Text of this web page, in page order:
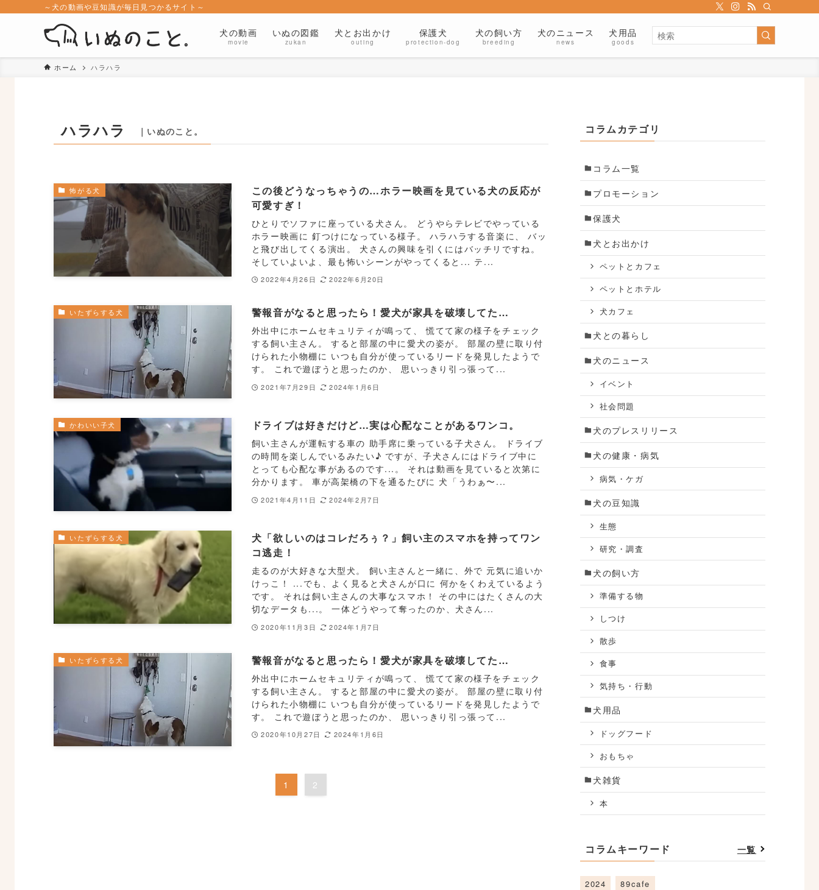
～犬の動画や豆知識が毎日見つかるサイト～
犬の動画
movie
いぬの図鑑
zukan
犬とお出かけ
outing
保護犬
protection-dog
犬の飼い方
breeding
犬のニュース
news
犬用品
goods
ホーム ハラハラ
ハラハラ ｜いぬのこと。
怖がる犬
この後どうなっちゃうの…ホラー映画を見ている犬の反応が
可愛すぎ！
ひとりでソファに座っている犬さん。 どうやらテレビでやっている
ホラー映画に 釘つけになっている様子。 ハラハラする音楽に、 バッ
と飛び出してくる演出。 犬さんの興味を引くにはバッチリですね。
そしていよいよ、最も怖いシーンがやってくると... テ...
2022年4月26日 2022年6月20日
いたずらする犬 警報音がなると思ったら！愛犬が家具を破壊してた…
外出中にホームセキュリティが鳴って、 慌てて家の様子をチェック
する飼い主さん。 すると部屋の中に愛犬の姿が。 部屋の壁に取り付
けられた小物棚に いつも自分が使っているリードを発見したようで
す。 これで遊ぼうと思ったのか、 思いっきり引っ張って...
2021年7月29日 2024年1月6日
かわいい子犬 ドライブは好きだけど…実は心配なことがあるワンコ。
飼い主さんが運転する車の 助手席に乗っている子犬さん。 ドライブ
の時間を楽しんでいるみたい♪ ですが、子犬さんにはドライブ中に
とっても心配な事があるのです...。 それは動画を見ていると次第に
分かります。 車が高架橋の下を通るたびに 犬「うわぁ〜...
2021年4月11日 2024年2月7日
いたずらする犬
犬「欲しいのはコレだろぅ？」飼い主のスマホを持ってワン
コ逃走！
走るのが大好きな大型犬。 飼い主さんと一緒に、外で 元気に追いか
けっこ！ ...でも、よく見ると犬さんが口に 何かをくわえているよう
です。 それは飼い主さんの大事なスマホ！ その中にはたくさんの大
切なデータも...。 一体どうやって奪ったのか、犬さん...
2020年11月3日 2024年1月7日
いたずらする犬 警報音がなると思ったら！愛犬が家具を破壊してた…
外出中にホームセキュリティが鳴って、 慌てて家の様子をチェック
する飼い主さん。 すると部屋の中に愛犬の姿が。 部屋の壁に取り付
けられた小物棚に いつも自分が使っているリードを発見したようで
す。 これで遊ぼうと思ったのか、 思いっきり引っ張って...
2020年10月27日 2024年1月6日
1 2
コラムカテゴリ
コラム一覧
プロモーション
保護犬
犬とお出かけ
ペットとカフェ
ペットとホテル
犬カフェ
犬との暮らし
犬のニュース
イベント
社会問題
犬のプレスリリース
犬の健康・病気
病気・ケガ
犬の豆知識
生態
研究・調査
犬の飼い方
準備する物
しつけ
散歩
食事
気持ち・行動
犬用品
ドッグフード
おもちゃ
犬雑貨
本
コラムキーワード 一覧
2024
89cafe